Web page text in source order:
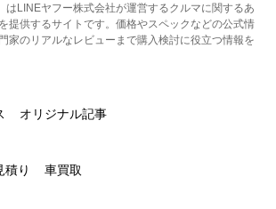
はLINEヤフー株式会社が運営するクルマに関するあ
提供するサイトです。価格やスペックなどの公式情
家のリアルなレビューまで購入検討に役立つ情報を
オリジナル記事
積り 車買取